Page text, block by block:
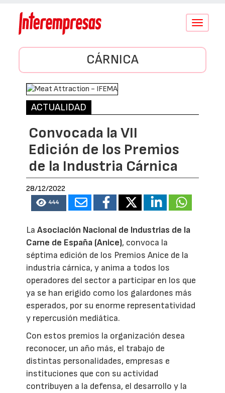
Conmutar
CÁRNICA
ACTUALIDAD
Convocada la VII
Edición de los Premios
de la Industria Cárnica
28/12/2022
444
LaAsociación Nacional de Industrias de la
Carne de España (Anice), convoca la
séptima edición de los Premios Anice de la
industria cárnica, y anima a todos los
operadores del sector a participar en los que
ya se han erigido como los galardones más
esperados, por su enorme representatividad
y repercusión mediática.
Con estos premios la organización desea
reconocer, un año más, el trabajo de
distintas personalidades, empresas e
instituciones que con su actividad
contribuyen a la defensa, el desarrollo y la